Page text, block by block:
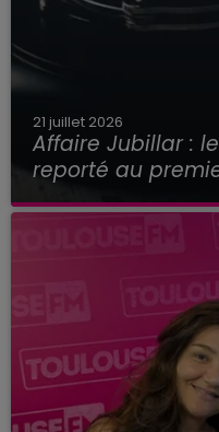
21 juillet 2026
Affaire Jubillar :
reporté au